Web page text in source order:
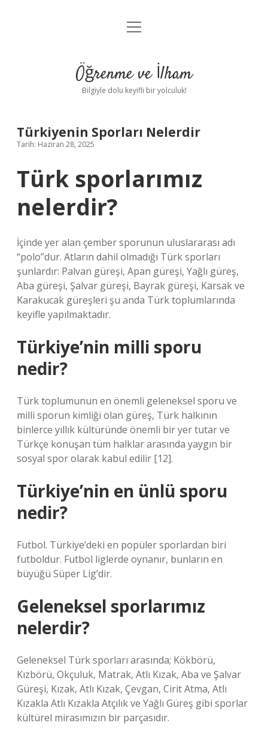
Anasayfa
Yasal Uyarı
menüyü
Öğrenme ve İlham
Bilgiyle dolu keyifli bir yolculuk!
Türkiyenin Sporları Nelerdir
Tarih: Haziran 28, 2025
Türk sporlarımız
nelerdir?
İçinde yer alan çember sporunun uluslararası adı
“polo”dur. Atların dahil olmadığı Türk sporları
şunlardır: Palvan güreşi, Apan güreşi, Yağlı güreş,
Aba güreşi, Şalvar güreşi, Bayrak güreşi, Karsak ve
Karakucak güreşleri şu anda Türk toplumlarında
keyifle yapılmaktadır.
Türkiye’nin milli sporu
nedir?
Türk toplumunun en önemli geleneksel sporu ve
milli sporun kimliği olan güreş, Türk halkının
binlerce yıllık kültüründe önemli bir yer tutar ve
Türkçe konuşan tüm halklar arasında yaygın bir
sosyal spor olarak kabul edilir [12].
Türkiye’nin en ünlü sporu
nedir?
Futbol. Türkiye’deki en popüler sporlardan biri
futboldur. Futbol liglerde oynanır, bunların en
büyüğü Süper Lig’dir.
Geleneksel sporlarımız
nelerdir?
Geleneksel Türk sporları arasında; Kökbörü,
Kızbörü, Okçuluk, Matrak, Atlı Kızak, Aba ve Şalvar
Güreşi, Kızak, Atlı Kızak, Çevgan, Cirit Atma, Atlı
Kızakla Atlı Kızakla Atçılık ve Yağlı Güreş gibi sporlar
kültürel mirasımızın bir parçasıdır.